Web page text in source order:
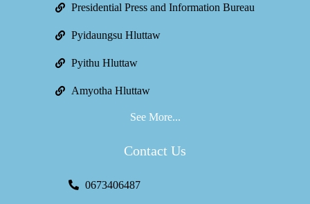
Presidential Press and Information Bureau
Pyidaungsu Hluttaw
Pyithu Hluttaw
Amyotha Hluttaw
See More...
Contact Us
0673406487